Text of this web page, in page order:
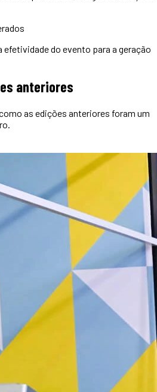
efetividade do evento para a geração
anteriores
as edições anteriores foram um